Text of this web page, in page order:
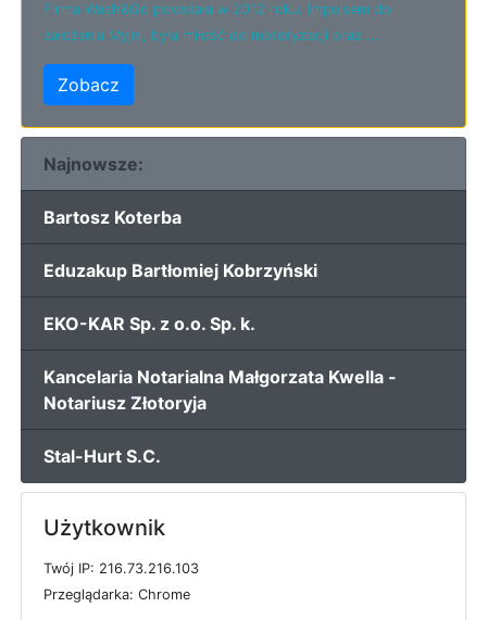
Firma Wash&Go powstała w 2012 roku. Impulsem do
założenia Myjni, była miłość do motoryzacji oraz ...
Zobacz
Najnowsze:
Bartosz Koterba
Eduzakup Bartłomiej Kobrzyński
EKO-KAR Sp. z o.o. Sp. k.
Kancelaria Notarialna Małgorzata Kwella -
Notariusz Złotoryja
Stal-Hurt S.C.
Użytkownik
Twój IP: 216.73.216.103
Przeglądarka: Chrome